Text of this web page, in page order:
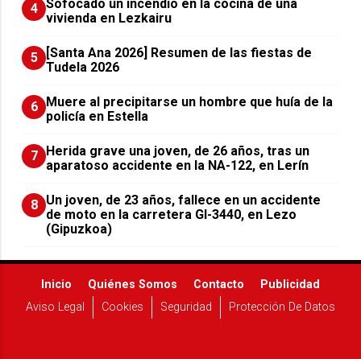
4 Sofocado un incendio en la cocina de una
vivienda en Lezkairu
5
[Santa Ana 2026] Resumen de las fiestas de
Tudela 2026
6
Muere al precipitarse un hombre que huía de la
policía en Estella
7
Herida grave una joven, de 26 años, tras un
aparatoso accidente en la NA-122, en Lerín
8 Un joven, de 23 años, fallece en un accidente
de moto en la carretera GI-3440, en Lezo
(Gipuzkoa)
Inicio Quiénes Somos Contacto
Publicidad
Aviso Legal
Cookies Seguridad Protección De Datos